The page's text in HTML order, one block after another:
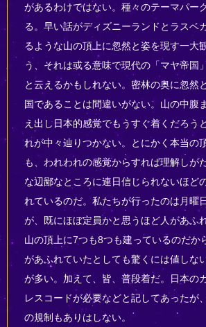
があるわけではない。種々のテーマパー
る。早い話がディズニーランドとラスベ
るような山の頂上に忽然と姿を現す一大
う、それは或る意味で現代の「マヤ帝国
と云えるかもしれない。密林の奥に忽然
国であることは間違いがない。山の中腹
え出し日本的感覚でもうすぐ着くだろう
れが中々辿りつかない。とにかく本当の
も、われわれの感覚からすれば理解しが
な辺鄙なところに連日信じられないほど
れているのだ。私たちが行ったのは月曜
が、既にほぼ定員かと思うほど人があふ
山の頂上に7つも8つも建っているのだか
があふれていたとしても驚くには値しな
が多い。加えて、皆、普段着だ。日本の
レスコードが必要などと記してあったが
の規制もありはしない。